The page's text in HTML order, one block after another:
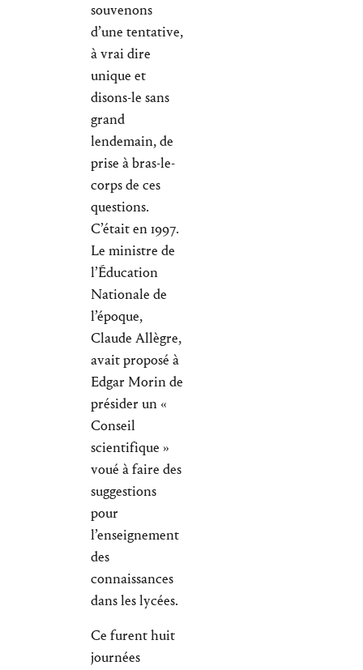
souvenons
d’une tentative,
à vrai dire
unique et
disons-le sans
grand
lendemain, de
prise à bras-le-
corps de ces
questions.
C’était en 1997.
Le ministre de
l’Éducation
Nationale de
l’époque,
Claude Allègre,
avait proposé à
Edgar Morin de
présider un «
Conseil
scientifique »
voué à faire des
suggestions
pour
l’enseignement
des
connaissances
dans les lycées.
Ce furent huit
journées